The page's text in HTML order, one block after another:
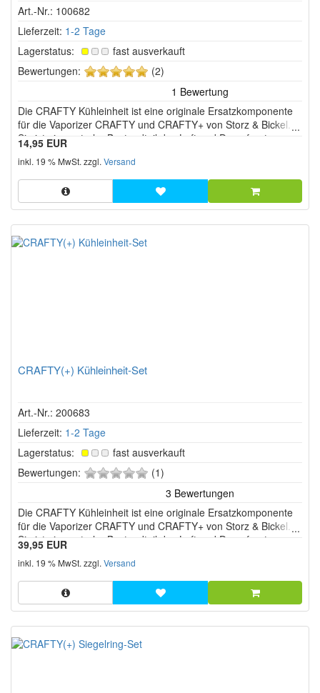
Art.-Nr.: 100682
Lieferzeit: 1-2 Tage
Lagerstatus:
fast ausverkauft
Bewertungen:
5
Sternen!
(2)
Die CRAFTY Kühleinheit ist eine originale Ersatzkomponente
für die Vaporizer CRAFTY und CRAFTY+ von Storz & Bickel.
Sie ist ein zentraler Bestandteil des Luft und Dampfsystems
und sorgt dafür, dass der erzeugte Dampf auf dem Weg zum
Mundstück effektiv abgekühlt wird.
14,95 EUR
inkl. 19 % MwSt. zzgl. Versand
CRAFTY(+) Kühleinheit-Set
Art.-Nr.: 200683
Lieferzeit: 1-2 Tage
Lagerstatus:
fast ausverkauft
Bewertungen:
0
Sternen!
(1)
Die CRAFTY Kühleinheit ist eine originale Ersatzkomponente
für die Vaporizer CRAFTY und CRAFTY+ von Storz & Bickel.
Sie ist ein zentraler Bestandteil des Luft und Dampfsystems
und sorgt dafür, dass der erzeugte Dampf auf dem Weg zum
Mundstück effektiv abgekühlt wird.
39,95 EUR
inkl. 19 % MwSt. zzgl. Versand